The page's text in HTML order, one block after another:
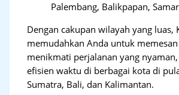
Palembang, Balikpapan,
Dengan cakupan wilayah yang luas,
memudahkan Anda untuk
menikmati perjalanan yang
efisien waktu di berbagai kota di
Sumatra, Bali, dan Kalimantan.